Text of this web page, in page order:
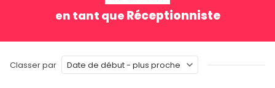
en tant que Réceptionniste
Classer par